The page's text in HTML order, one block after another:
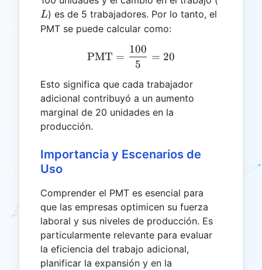
L) es de 5 trabajadores. Por lo tanto, el
PMT se puede calcular como:
\text{PMT} =
PMT =
5
100
= 20
Esto significa que cada trabajador
adicional contribuyó a un aumento
marginal de 20 unidades en la
producción.
Importancia y Escenarios de
Uso
Comprender el PMT es esencial para
que las empresas optimicen su fuerza
laboral y sus niveles de producción. Es
particularmente relevante para evaluar
la eficiencia del trabajo adicional,
planificar la expansión y en la